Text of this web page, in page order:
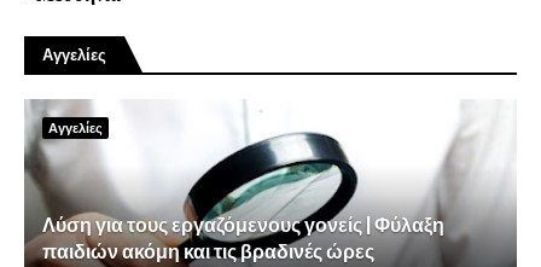
Αγγελίες
Αγγελίες
Λύση για τους εργαζόμενους γονείς | Φύλαξη
παιδιών ακόμη και τις βραδινές ώρες